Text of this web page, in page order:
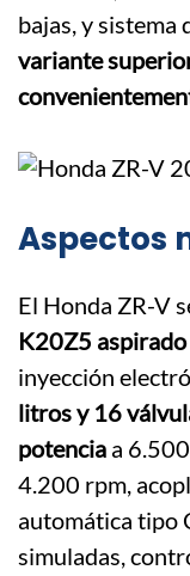
bajas, y sistema
variante
Aspectos
El Honda ZR-V
K20Z5
inyección
litros y 16
potencia a
4.200 rpm,
automática tipo
simuladas,